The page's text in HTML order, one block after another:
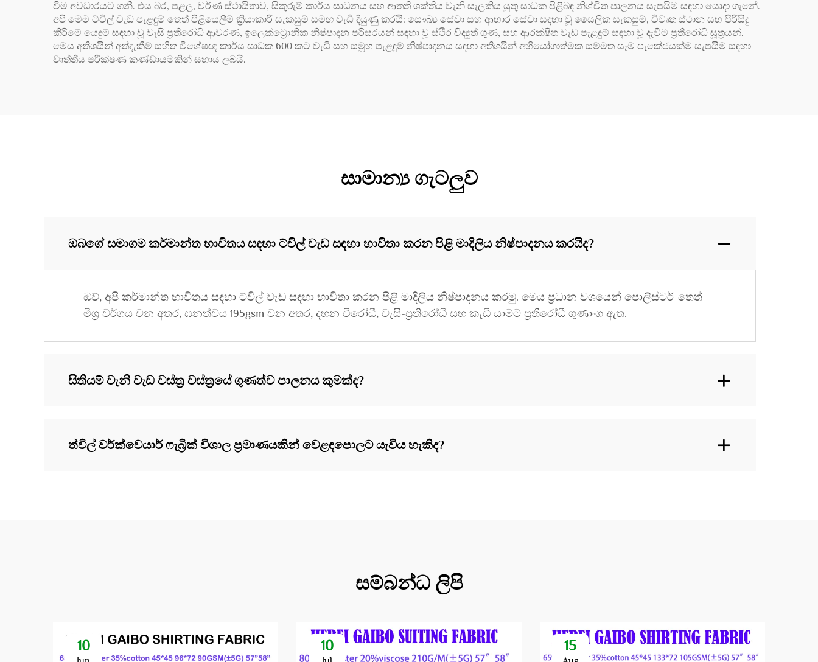
වීම අවධාරයට ගනී. එය බර, පළල, වර්ණ ස්ථායිතාව, සිකුරුම් කාර්ය සාධනය සහ ආතති ශක්තිය වැනි සැලකිය යුතු සාධක පිළිබඳ නිශ්චිත පාලනය සැපයීම සඳහා යොදා ගැනේ.
අපි මෙම ට්විල් වැඩ පැළඳුම් තෙත් පිළියෙලීම් ක්‍රියාකාරී සැකසුම් සමඟ වැඩි දියුණු කරයි: සෞඛ්‍ය සේවා සහ ආහාර සේවා සඳහා වූ සෛලික සැකසුම්, විවෘත ස්ථාන සහ පිරිසිදු
කිරීමේ යෙදුම් සඳහා වූ වැසි ප්‍රතිරෝධී ආවරණ, ඉලෙක්ට්‍රොනික නිෂ්පාදන පරිසරයන් සඳහා වූ ස්ථිර විද්‍යුත් ගුණ, සහ ආරක්ෂිත වැඩ පැළඳුම් සඳහා වූ දැවීම ප්‍රතිරෝධී සූත්‍රයන්.
මෙය අතිශයින් අත්දැකීම් සහිත විශේෂඥ කාර්ය සාධක 600 කට වැඩි සහ සමූහ පැළඳුම් නිෂ්පාදනය සඳහා අතිශයින් අභියෝගාත්මක සම්මත සෑම පැකේජයක්ම සැපයීම සඳහා
වෘත්තීය පරීක්ෂණ කණ්ඩායමකින් සහාය ලබයි.
සාමාන්‍ය ගැටලුව
ඔබගේ සමාගම කර්මාන්ත භාවිතය සඳහා ට්විල් වැඩ සඳහා භාවිතා කරන පිළි මාදිලිය නිෂ්පාදනය කරයිද?
ඔව්, අපි කර්මාන්ත භාවිතය සඳහා ට්විල් වැඩ සඳහා භාවිතා කරන පිළි මාදිලිය නිෂ්පාදනය කරමු. මෙය ප්‍රධාන වශයෙන් පොලිස්ටර්-තෙත්
මිශ්‍ර වර්ගය වන අතර, ඝනත්වය 195gsm වන අතර, දහන විරෝධී, වැසි-ප්‍රතිරෝධී සහ කැඩී යාමට ප්‍රතිරෝධී ගුණාංග ඇත.
සිතියම් වැනි වැඩ වස්ත්‍ර වස්ත්‍රයේ ගුණත්ව පාලනය කුමක්ද?
ත්විල් වර්ක්වෙයාර් ෆැබ්‍රික් විශාල ප්‍රමාණයකින් වෙළඳපොලට යැවිය හැකිද?
සම්බන්ධ ලිපි
10 10 15